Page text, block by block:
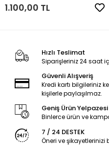
1.100,00 TL
Hızlı Teslimat
Siparişleriniz 24 saat
Güvenli Alışveriş
Kredi kartı bilgileriniz
kişilerle paylaşılmaz.
Geniş Ürün Yelpazesi
Binlerce ürün ve
7 / 24 DESTEK
Öneri ve şikayetlerinizi